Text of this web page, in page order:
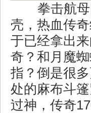
拳击航
壳，热血传
于已经拿出
奇？和月魔
指？倒是很
处的麻布斗
过神，传奇